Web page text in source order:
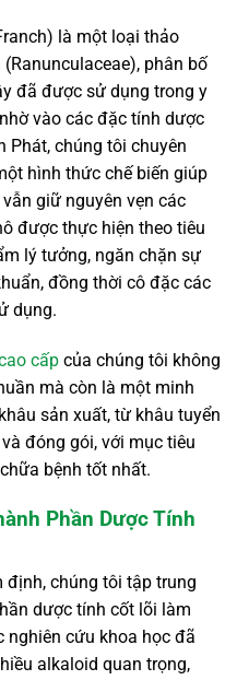
là một loại thảo
phân bố
đã được sử dụng trong y
vào các đặc tính dược
Phát, chúng tôi chuyên
hình thức chế biến giúp
giữ nguyên vẹn các
được thực hiện theo tiêu
lý tưởng, ngăn chặn sự
đồng thời cô đặc các
dụng.
cấp của chúng tôi không
mà còn là một minh
sản xuất, từ khâu tuyển
đóng gói, với mục tiêu
bệnh tốt nhất.
Phần Dược Tính
định, chúng tôi tập trung
dược tính cốt lõi làm
nghiên cứu khoa học đã
alkaloid quan trọng,